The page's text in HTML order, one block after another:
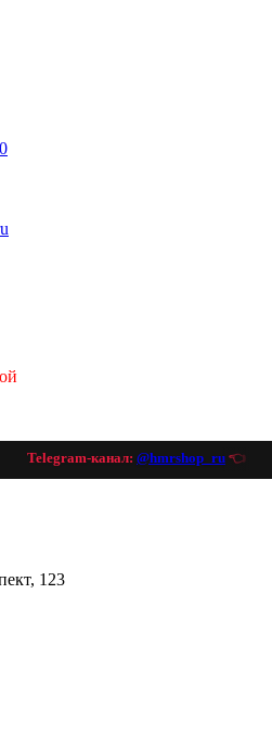
Telegram-канал:@hmrshop_ru👈
123